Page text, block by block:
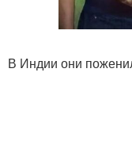
В Индии они